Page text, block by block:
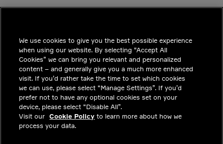
INDUSTRIES
INSIGHTS
MEGOLDÁSOK
KARRIER
BEFEKTETŐK
We use cookies to give you the best possible experience
when using our website. By selecting “Accept All
Cookies” we can bring you relevant and personalized
content – and generally give you a much more enhanced
visit. If you’d rather take the time to set which cookies
we can use, please select “Manage Settings”. If you’d
prefer not to have any optional cookies set on your
device, please select “Disable All”.
Visit our Cookie Policy to learn more about how we
process your data.